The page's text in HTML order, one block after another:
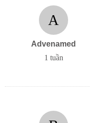
A
Advenamed
1 tuần